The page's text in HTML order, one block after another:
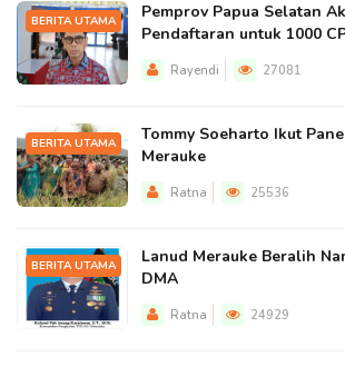
BERITA UTAMA
Pemprov Papua Selatan
Pendaftaran untuk 1000
Rayendi 27081
BERITA UTAMA
Tommy Soeharto Ikut
Merauke
Ratna 25536
BERITA UTAMA
Lanud Merauke Beralih
DMA
Ratna 24929